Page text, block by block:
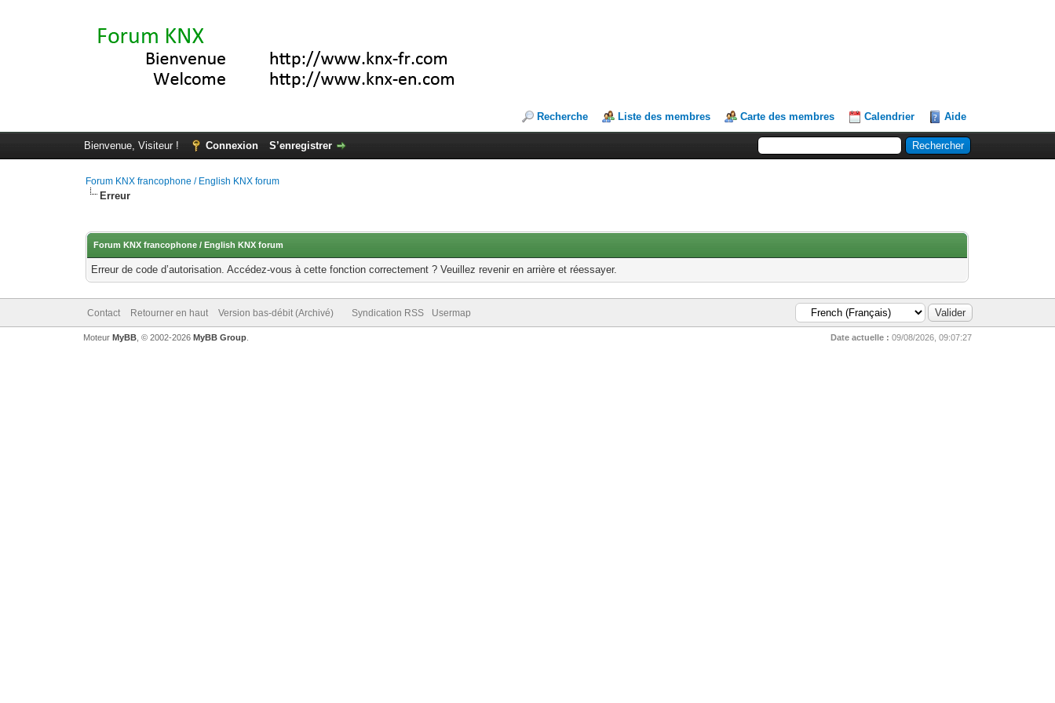
Recherche Liste des membres Carte des membres Calendrier Aide
Bienvenue, Visiteur ! Connexion S’enregistrer
Forum KNX francophone / English KNX forum
Erreur
Forum KNX francophone / English KNX forum
Erreur de code d’autorisation. Accédez-vous à cette fonction correctement ? Veuillez revenir en arrière et réessayer.
Contact Retourner en haut Version bas-débit (Archivé) Syndication RSS Usermap
Date actuelle : 09/08/2026, 09:07:27
Moteur MyBB, © 2002-2026 MyBB Group.